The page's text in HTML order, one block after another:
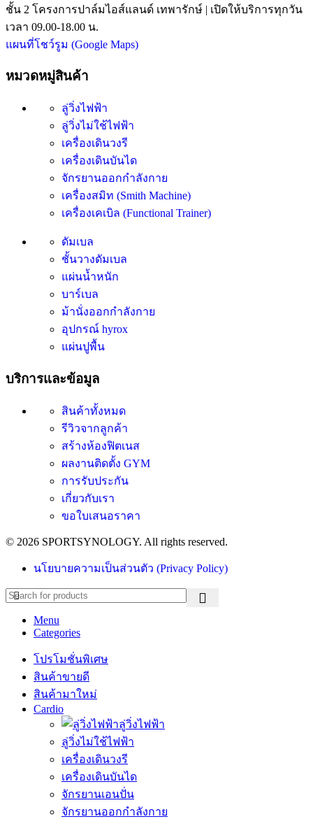
ชั้น 2 โครงการปาล์มไอส์แลนด์ เทพารักษ์ | เปิดให้บริการทุกวัน
เวลา 09.00-18.00 น.
แผนที่โชว์รูม (Google Maps)
หมวดหมู่สินค้า
ลู่วิ่งไฟฟ้า
ลู่วิ่งไม่ใช้ไฟฟ้า
เครื่องเดินวงรี
เครื่องเดินบันได
จักรยานออกกำลังกาย
เครื่องสมิท (Smith Machine)
เครื่องเคเบิล (Functional Trainer)
ดัมเบล
ชั้นวางดัมเบล
แผ่นน้ำหนัก
บาร์เบล
ม้านั่งออกกำลังกาย
อุปกรณ์ hyrox
แผ่นปูพื้น
บริการและข้อมูล
สินค้าทั้งหมด
รีวิวจากลูกค้า
สร้างห้องฟิตเนส
ผลงานติดตั้ง GYM
การรับประกัน
เกี่ยวกับเรา
ขอใบเสนอราคา
© 2026 SPORTSYNOLOGY. All rights reserved.
นโยบายความเป็นส่วนตัว (Privacy Policy)
Menu
Categories
โปรโมชั่นพิเศษ
สินค้าขายดี
สินค้ามาใหม่
Cardio
ลู่วิ่งไฟฟ้า
ลู่วิ่งไม่ใช้ไฟฟ้า
เครื่องเดินวงรี
เครื่องเดินบันได
จักรยานเอนปั่น
จักรยานออกกำลังกาย